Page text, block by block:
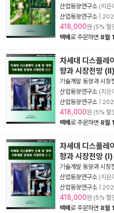
산업동향연구소 (지은
산업동향연구소
418,000원 (5% 할
택배로 주문하면 8월
차세대 디스플레
향과 시장전망 (Ⅱ)
기술개발 동향과 시장
산업동향연구소 (지은
산업동향연구소
418,000원 (5% 할
택배로 주문하면 8월
차세대 디스플레
향과 시장전망 (Ⅰ)
기술개발 동향과 시장
산업동향연구소 (지은
산업동향연구소
418,000원 (5% 할
택배로 주문하면 8월